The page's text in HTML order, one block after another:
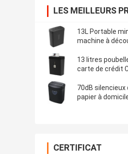
LES MEILLEURS
13L Portable
machine à
13 litres
carte de crédit
70dB
papier à
CERTIFICAT